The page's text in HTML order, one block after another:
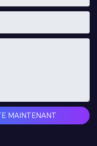
MAINTENANT